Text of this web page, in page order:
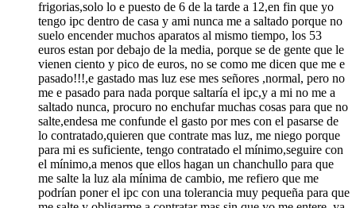
frigorias,solo lo e puesto de 6 de la tarde a 12,en fin que yo
tengo ipc dentro de casa y ami nunca me a saltado porque no
suelo encender muchos aparatos al mismo tiempo, los 53
euros estan por debajo de la media, porque se de gente que le
vienen ciento y pico de euros, no se como me dicen que me e
pasado!!!,e gastado mas luz ese mes señores ,normal, pero no
me e pasado para nada porque saltaría el ipc,y a mi no me a
saltado nunca, procuro no enchufar muchas cosas para que no
salte,endesa me confunde el gasto por mes con el pasarse de
lo contratado,quieren que contrate mas luz, me niego porque
para mi es suficiente, tengo contratado el mínimo,seguire con
el mínimo,a menos que ellos hagan un chanchullo para que
me salte la luz ala mínima de cambio, me refiero que me
podrían poner el ipc con una tolerancia muy pequeña para que